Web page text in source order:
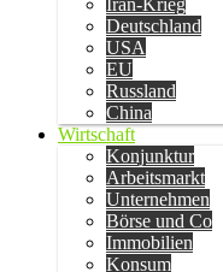
Iran-Krieg
Deutschland
USA
EU
Russland
China
Wirtschaft
Konjunktur
Arbeitsmarkt
Unternehmen
Börse und Co
Immobilien
Konsum